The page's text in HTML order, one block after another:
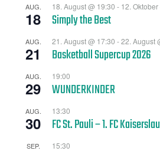
AUG.
18
18. August @ 19:30 - 12.
Simply the Best
AUG.
21
21. August @ 17:30 -22. August
Basketball Supercup 2026
AUG.
29
19:00
WUNDERKINDER
AUG.
30
13:30
FC St. Pauli – 1. FC
SEP. 15:30